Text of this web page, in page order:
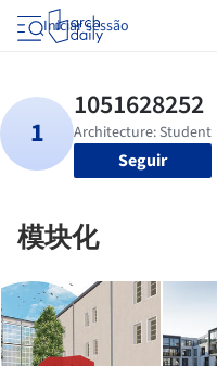
Iniciar sessão
Seguir
模块化